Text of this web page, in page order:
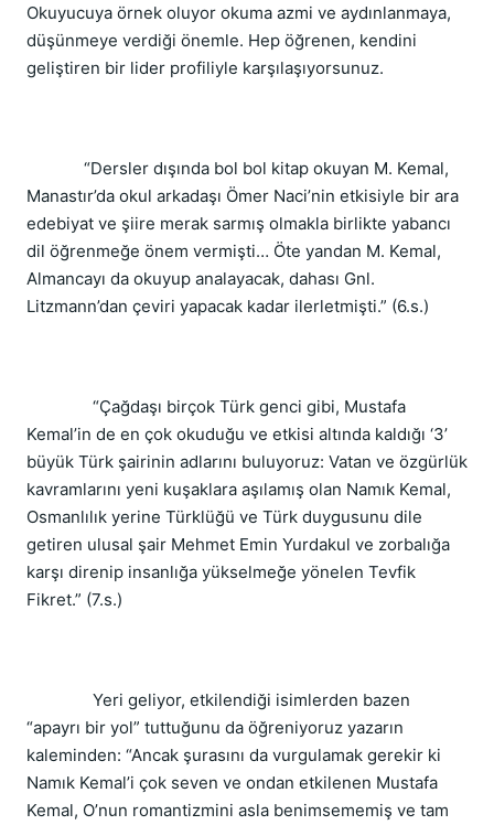
Okuyucuya örnek oluyor okuma azmi ve aydınlanmaya,
düşünmeye verdiği önemle. Hep öğrenen, kendini
geliştiren bir lider profiliyle karşılaşıyorsunuz.
“Dersler dışında bol bol kitap okuyan M. Kemal,
Manastır’da okul arkadaşı Ömer Naci’nin etkisiyle bir ara
edebiyat ve şiire merak sarmış olmakla birlikte yabancı
dil öğrenmeğe önem vermişti… Öte yandan M. Kemal,
Almancayı da okuyup analayacak, dahası Gnl.
Litzmann’dan çeviri yapacak kadar ilerletmişti.” (6.s.)
“Çağdaşı birçok Türk genci gibi, Mustafa
Kemal’in de en çok okuduğu ve etkisi altında kaldığı ‘3’
büyük Türk şairinin adlarını buluyoruz: Vatan ve özgürlük
kavramlarını yeni kuşaklara aşılamış olan Namık Kemal,
Osmanlılık yerine Türklüğü ve Türk duygusunu dile
getiren ulusal şair Mehmet Emin Yurdakul ve zorbalığa
karşı direnip insanlığa yükselmeğe yönelen Tevfik
Fikret.” (7.s.)
Yeri geliyor, etkilendiği isimlerden bazen
“apayrı bir yol” tuttuğunu da öğreniyoruz yazarın
kaleminden: “Ancak şurasını da vurgulamak gerekir ki
Namık Kemal’i çok seven ve ondan etkilenen Mustafa
Kemal, O’nun romantizmini asla benimsememiş ve tam